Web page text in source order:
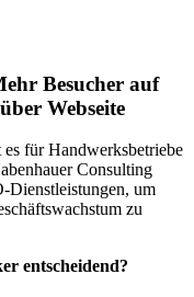
Besucher auf
Webseite
für Handwerksbetriebe
Consulting
Dienstleistungen, um
zu
entscheidend?